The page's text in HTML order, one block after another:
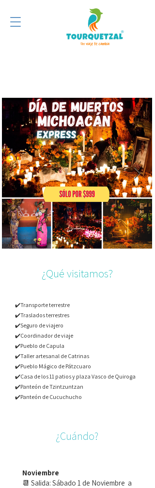
¿Qué visitamos?
✔️Transporte terrestre
✔️Traslados terrestres
✔️Seguro de viajero
✔️Coordinador de viaje
✔️Pueblo de Capula
✔️Taller artesanal de Catrinas
✔️Pueblo Mágico de Pátzcuaro
✔️Casa de los 11 patios y plaza Vasco de Quiroga
✔️Panteón de Tzintzuntzan
✔️Panteón de Cucuchucho
¿Cuándo?
Noviembre
📆 Salida: Sábado 1 de Noviembre a